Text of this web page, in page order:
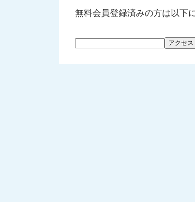
無料会員登録済みの方は以下